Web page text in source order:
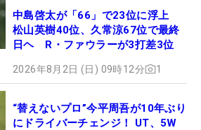
中島啓太が「66」で23位に浮上
松山英樹40位、久常涼67位で最終
日ヘ R・ファウラーが3打差3位
2026年8月2日 (日) 09時12分 1
“替えないプロ”今平周吾が10年ぶり
にドライバーチェンジ！ UT、5W